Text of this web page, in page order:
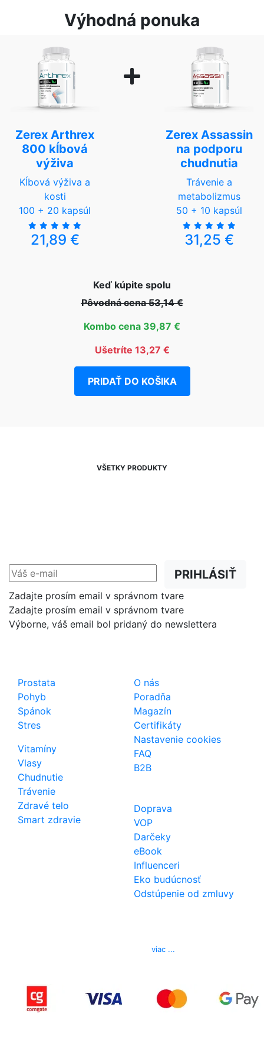
Výhodná ponuka
Zerex Arthrex
800 kĺbová
výživa
Kĺbová výživa a
kosti
100 + 20 kapsúl
21,89 €
Zerex Assassin
na podporu
chudnutia
Trávenie a
metabolizmus
50 + 10 kapsúl
31,25 €
Keď kúpite spolu
Pôvodná cena 53,14 €
Kombo cena 39,87 €
Ušetríte 13,27 €
PRIDAŤ DO KOŠIKA
VŠETKY PRODUKTY
PRIHLÁSIŤ
Zadajte prosím email v správnom tvare
Zadajte prosím email v správnom tvare
Výborne, váš email bol pridaný do newslettera
Prostata
Pohyb
Spánok
Stres
Vitamíny
Vlasy
Chudnutie
Trávenie
Zdravé telo
Smart zdravie
O nás
Poradňa
Magazín
Certifikáty
Nastavenie cookies
FAQ
B2B
Doprava
VOP
Darčeky
eBook
Influenceri
Eko budúcnosť
Odstúpenie od zmluvy
viac ...